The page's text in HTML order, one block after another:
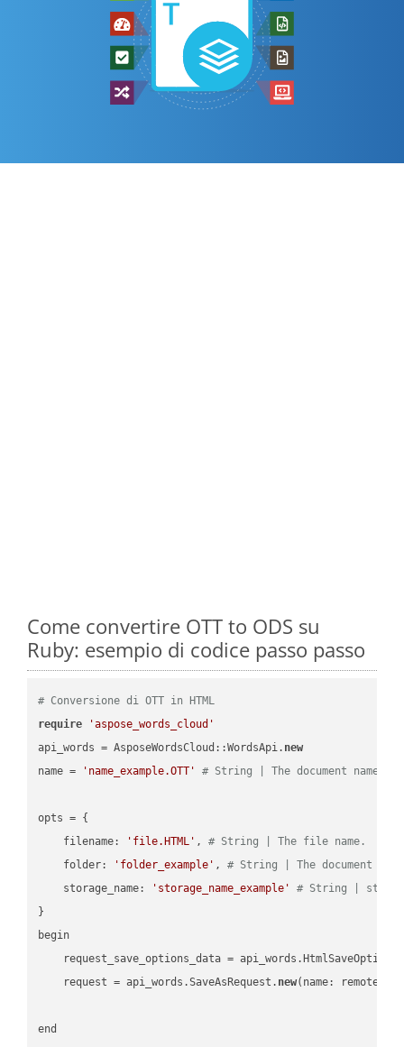
Come convertire OTT to ODS su
Ruby: esempio di codice passo passo
# Conversione di OTT in HTML
require
'aspose_words_cloud'
api_words = AsposeWordsCloud::WordsApi. new
name =
'name_example.OTT' # String | The document name.
opts = {
    filename:
'file.HTML' , # String | The file name.
    folder:
'folder_example' , # String | The document
    storage_name:
'storage_name_example'
# String |
}
begin
request_save_options_data =
    request = api_words.SaveAsRequest.
new(name:
end